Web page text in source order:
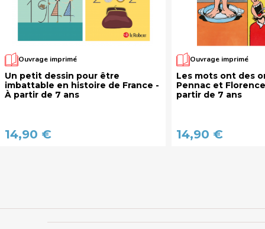
Ouvrage imprimé
Un petit dessin pour être
imbattable en histoire de France -
À partir de 7 ans
14,90 €
Ouvrage imprimé
Les mots ont des
Pennac et
partir de 7 ans
14,90 €